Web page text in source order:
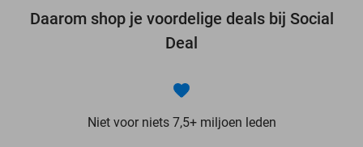
Daarom shop je voordelige deals bij Social
Deal
Niet voor niets 7,5+ miljoen leden